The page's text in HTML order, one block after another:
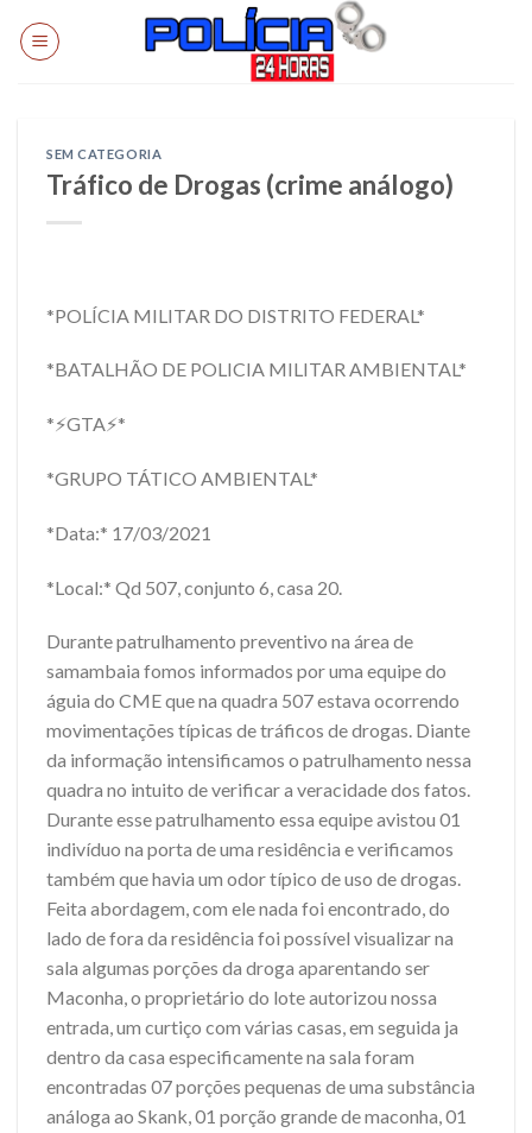
SEM CATEGORIA
Tráfico de Drogas (crime análogo)
*POLÍCIA MILITAR DO DISTRITO FEDERAL*
*BATALHÃO DE POLICIA MILITAR AMBIENTAL*
*⚡GTA⚡*
*GRUPO TÁTICO AMBIENTAL*
*Data:* 17/03/2021
*Local:* Qd 507, conjunto 6, casa 20.
Durante patrulhamento preventivo na área de
samambaia fomos informados por uma equipe do
águia do CME que na quadra 507 estava ocorrendo
movimentações típicas de tráficos de drogas. Diante
da informação intensificamos o patrulhamento nessa
quadra no intuito de verificar a veracidade dos fatos.
Durante esse patrulhamento essa equipe avistou 01
indivíduo na porta de uma residência e verificamos
também que havia um odor típico de uso de drogas.
Feita abordagem, com ele nada foi encontrado, do
lado de fora da residência foi possível visualizar na
sala algumas porções da droga aparentando ser
Maconha, o proprietário do lote autorizou nossa
entrada, um curtiço com várias casas, em seguida ja
dentro da casa especificamente na sala foram
encontradas 07 porções pequenas de uma substância
análoga ao Skank, 01 porção grande de maconha, 01